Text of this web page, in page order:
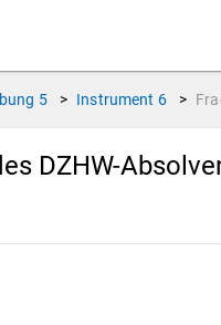
5 > Instrument 6 >
DZHW-